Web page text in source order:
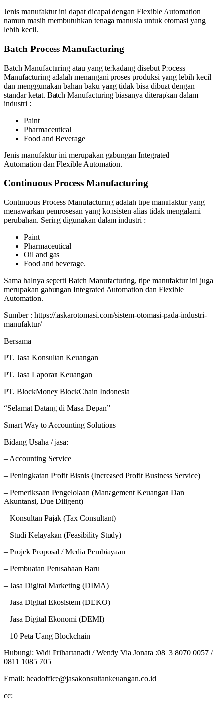
Jenis manufaktur ini dapat dicapai dengan Flexible Automation
namun masih membutuhkan tenaga manusia untuk otomasi yang
lebih kecil.
Batch Process Manufacturing
Batch Manufacturing atau yang terkadang disebut Process
Manufacturing adalah menangani proses produksi yang lebih kecil
dan menggunakan bahan baku yang tidak bisa dibuat dengan
standar ketat. Batch Manufacturing biasanya diterapkan dalam
industri :
Paint
Pharmaceutical
Food and Beverage
Jenis manufaktur ini merupakan gabungan Integrated
Automation dan Flexible Automation.
Continuous Process Manufacturing
Continuous Process Manufacturing adalah tipe manufaktur yang
menawarkan pemrosesan yang konsisten alias tidak mengalami
perubahan. Sering digunakan dalam industri :
Paint
Pharmaceutical
Oil and gas
Food and beverage.
Sama halnya seperti Batch Manufacturing, tipe manufaktur ini juga
merupakan gabungan Integrated Automation dan Flexible
Automation.
Sumber : https://laskarotomasi.com/sistem-otomasi-pada-industri-
manufaktur/
Bersama
PT. Jasa Konsultan Keuangan
PT. Jasa Laporan Keuangan
PT. BlockMoney BlockChain Indonesia
“Selamat Datang di Masa Depan”
Smart Way to Accounting Solutions
Bidang Usaha / jasa:
– Accounting Service
– Peningkatan Profit Bisnis (Increased Profit Business Service)
– Pemeriksaan Pengelolaan (Management Keuangan Dan
Akuntansi, Due Diligent)
– Konsultan Pajak (Tax Consultant)
– Studi Kelayakan (Feasibility Study)
– Projek Proposal / Media Pembiayaan
– Pembuatan Perusahaan Baru
– Jasa Digital Marketing (DIMA)
– Jasa Digital Ekosistem (DEKO)
– Jasa Digital Ekonomi (DEMI)
– 10 Peta Uang Blockchain
Hubungi: Widi Prihartanadi / Wendy Via Jonata :0813 8070 0057 /
0811 1085 705
Email: headoffice@jasakonsultankeuangan.co.id
cc: